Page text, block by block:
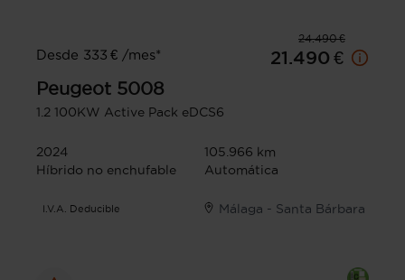
24.490 €
Desde 333 € /mes*
21.490 €
Peugeot 5008
1.2 100KW Active Pack eDCS6
2024
105.966 km
Híbrido no enchufable
Automática
I.V.A. Deducible Málaga - Santa Bárbara